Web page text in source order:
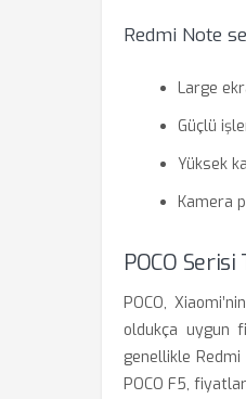
Redmi Note
Large
Güçlü
Yüksek
Kamera
POCO
POCO,
oldukça uygun
genellikle
POCO F5,